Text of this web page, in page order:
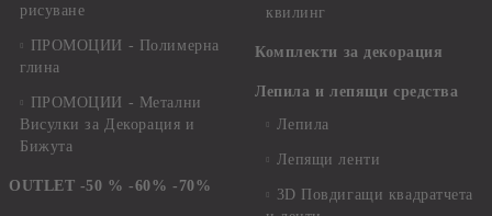
рисуване
ПРОМОЦИИ - Полимерна
глина
ПРОМОЦИИ - Метални
Висулки за Декорация и
Бижута
OUTLET -50 % -60% -70%
квилинг
Комплекти за декорация
Лепила и лепящи средства
Лепила
Лепящи ленти
3D Повдигащи квадратчета